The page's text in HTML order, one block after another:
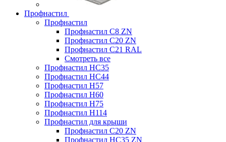
Профнастил
Профнастил
Профнастил С8 ZN
Профнастил С20 ZN
Профнастил С21 RAL
Смотреть все
Профнастил HC35
Профнастил HC44
Профнастил H57
Профнастил H60
Профнастил H75
Профнастил H114
Профнастил для крыши
Профнастил С20 ZN
Профнастил НС35 ZN